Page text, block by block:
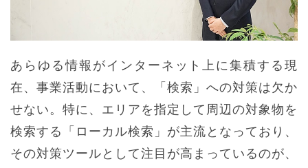
あらゆる情報がインターネット上に集積する現
在、事業活動において、「検索」への対策は欠か
せない。特に、エリアを指定して周辺の対象物を
検索する「ローカル検索」が主流となっており、
その対策ツールとして注目が高まっているのが、